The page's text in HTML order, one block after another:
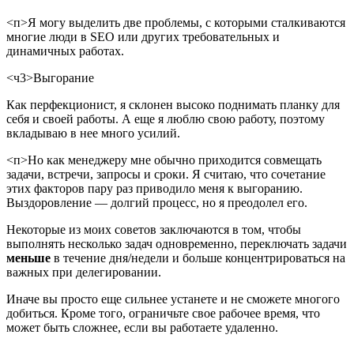
<п>Я могу выделить две проблемы, с которыми сталкиваются
многие люди в SEO или других требовательных и
динамичных работах.
<ч3>Выгорание
Как перфекционист, я склонен высоко поднимать планку для
себя и своей работы. А еще я люблю свою работу, поэтому
вкладываю в нее много усилий.
<п>Но как менеджеру мне обычно приходится совмещать
задачи, встречи, запросы и сроки. Я считаю, что сочетание
этих факторов пару раз приводило меня к выгоранию.
Выздоровление — долгий процесс, но я преодолел его.
Некоторые из моих советов заключаются в том, чтобы
выполнять несколько задач одновременно, переключать задачи
меньше в течение дня/недели и больше концентрироваться на
важных при делегировании.
Иначе вы просто еще сильнее устанете и не сможете многого
добиться. Кроме того, ограничьте свое рабочее время, что
может быть сложнее, если вы работаете удаленно.